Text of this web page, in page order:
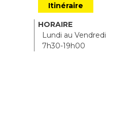
Itinéraire
HORAIRE
Lundi au Vendredi
7h30-19h00